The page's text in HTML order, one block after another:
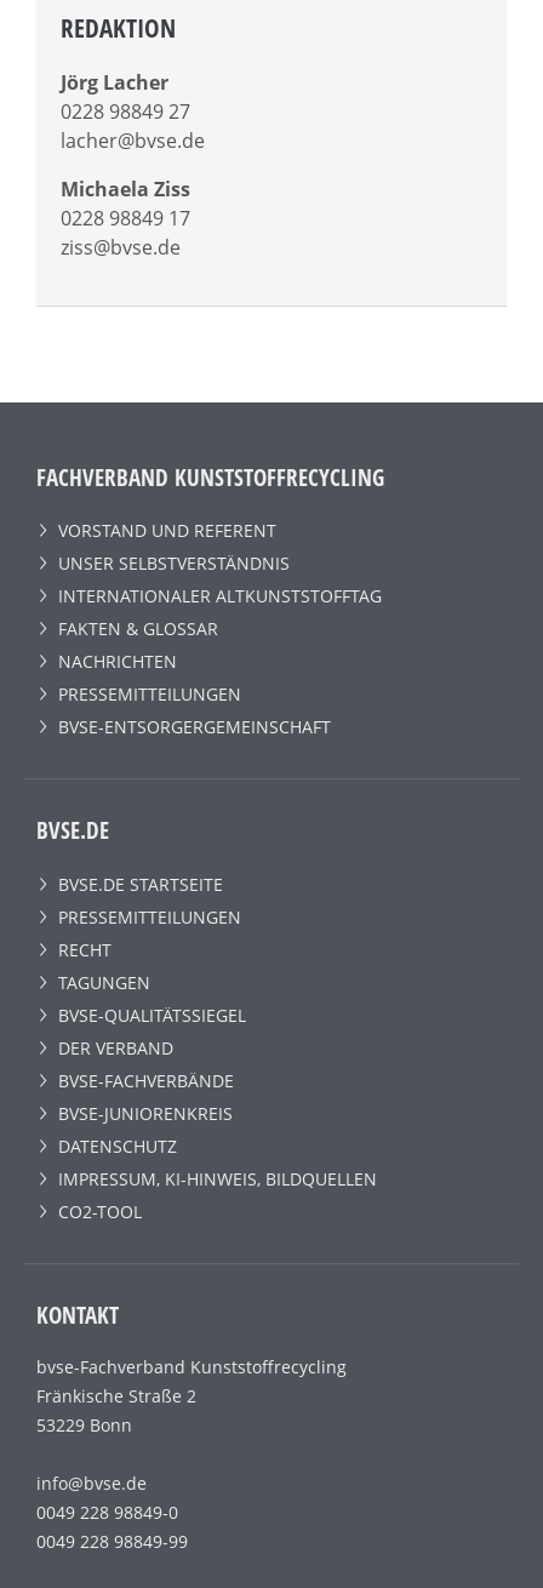
REDAKTION
Jörg Lacher
0228 98849 27
lacher@bvse.de
Michaela Ziss
0228 98849 17
ziss@bvse.de
FACHVERBAND KUNSTSTOFFRECYCLING
VORSTAND UND REFERENT
UNSER SELBSTVERSTÄNDNIS
INTERNATIONALER ALTKUNSTSTOFFTAG
FAKTEN & GLOSSAR
NACHRICHTEN
PRESSEMITTEILUNGEN
BVSE-ENTSORGERGEMEINSCHAFT
BVSE.DE
BVSE.DE STARTSEITE
PRESSEMITTEILUNGEN
RECHT
TAGUNGEN
BVSE-QUALITÄTSSIEGEL
DER VERBAND
BVSE-FACHVERBÄNDE
BVSE-JUNIORENKREIS
DATENSCHUTZ
IMPRESSUM, KI-HINWEIS, BILDQUELLEN
CO2-TOOL
KONTAKT
bvse-Fachverband Kunststoffrecycling
Fränkische Straße 2
53229 Bonn
info@bvse.de
0049 228 98849-0
0049 228 98849-99